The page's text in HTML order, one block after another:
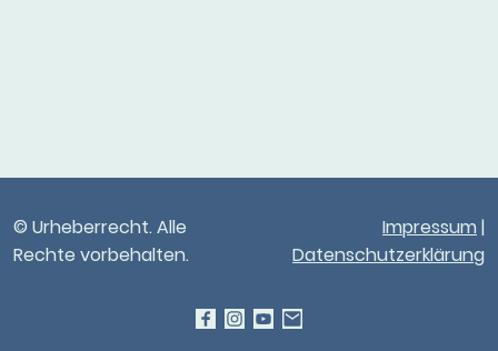
© Urheberrecht. Alle
Rechte vorbehalten.
Impressum |
Datenschutzerklärung